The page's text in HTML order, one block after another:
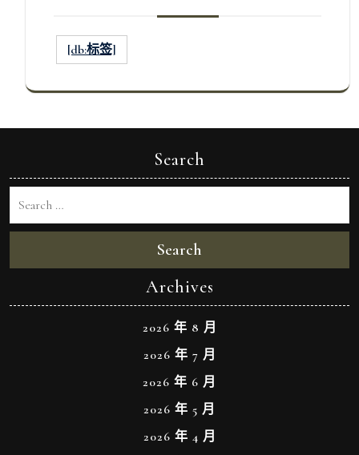
[db:标签]
Search
Search
Archives
2026 年 8 月
2026 年 7 月
2026 年 6 月
2026 年 5 月
2026 年 4 月